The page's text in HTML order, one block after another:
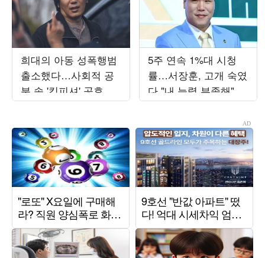
희대의 아동 성폭행범
출소했다…사회적 공
분 속 '킹피셔' 공효진
등판 ('유부녀킬러')
5주 연속 1%대 시청
률…서장훈, 고개 숙였
다 "내 능력 부족해" 결
국 자책 ('열혈농구단')